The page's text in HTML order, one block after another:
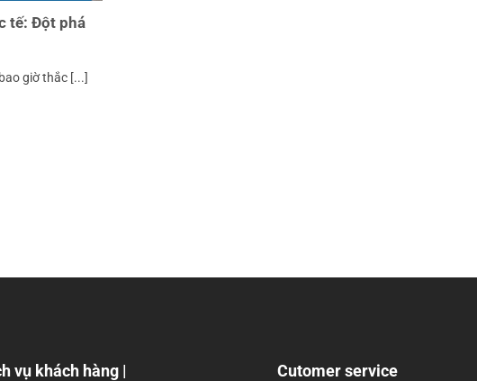
tế: Đột phá
giờ thắc [...]
vụ khách hàng | Cutomer service